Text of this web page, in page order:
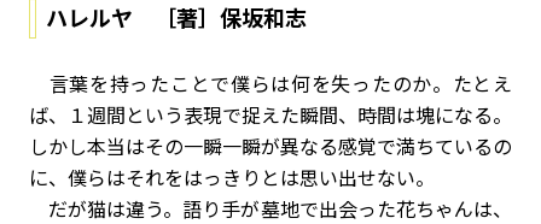
ハレルヤ ［著］保坂和志
言葉を持ったことで僕らは何を失ったのか。たとえ
ば、１週間という表現で捉えた瞬間、時間は塊になる。
しかし本当はその一瞬一瞬が異なる感覚で満ちているの
に、僕らはそれをはっきりとは思い出せない。
だが猫は違う。語り手が墓地で出会った花ちゃんは、